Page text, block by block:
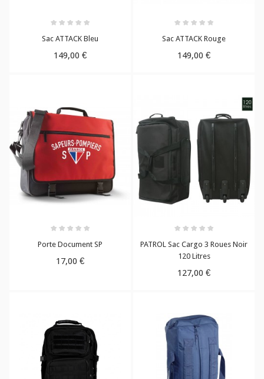
Sac ATTACK Bleu
149,00 €
Sac ATTACK Rouge
149,00 €
Porte Document SP
17,00 €
PATROL Sac Cargo 3 Roues Noir
120 Litres
127,00 €